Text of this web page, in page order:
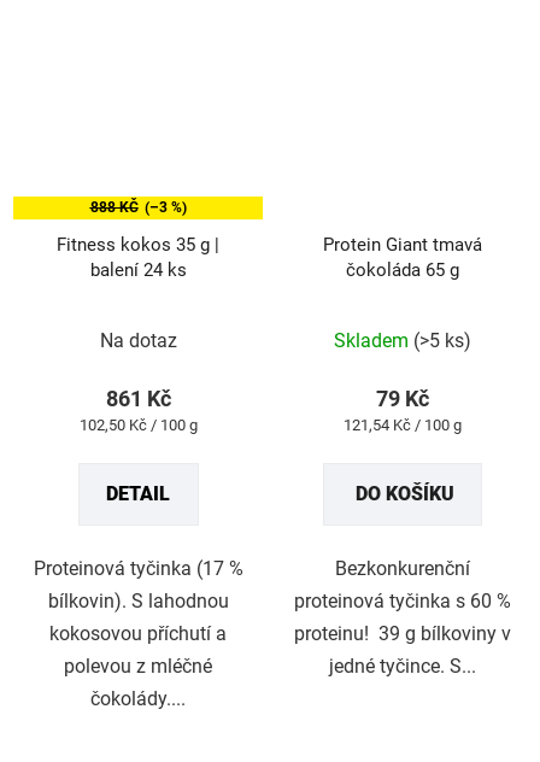
888 KČ (–3 %)
Fitness kokos 35 g |
balení 24 ks
hodnocení
je
Na dotaz
861 Kč
Měrná
102,50 Kč / 100 g
DETAIL
Proteinová tyčinka (17 %
bílkovin). S lahodnou
kokosovou příchutí a
polevou z mléčné
čokolády....
Protein Giant tmavá
čokoláda 65 g
hodnocení
je
Skladem (>5 ks)
79 Kč
Měrná
121,54 Kč / 100 g
DO KOŠÍKU
Bezkonkurenční
proteinová tyčinka s 60 %
proteinu! 39 g bílkoviny v
jedné tyčince. S...